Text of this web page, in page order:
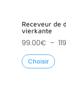
Receveur de
vierkante
99.00€ –
Choisir